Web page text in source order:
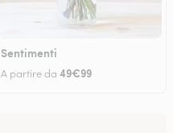
Sentimenti
A partire da 49€99